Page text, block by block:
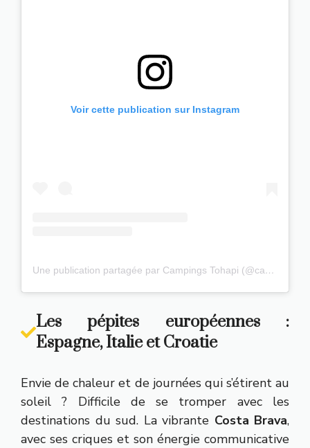
Voir cette publication sur Instagram
Une publication partagée par Campings Tohapi (@campingstohapi)
Les pépites européennes :
Espagne, Italie et Croatie
Envie de chaleur et de journées qui s’étirent au
soleil ? Difficile de se tromper avec les
destinations du sud. La vibrante Costa Brava,
avec ses criques et son énergie communicative